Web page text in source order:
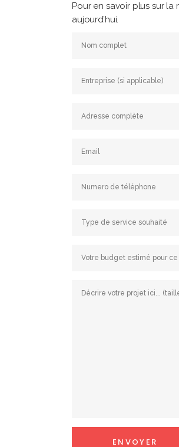
Pour en savoir plus sur
aujourd’hui.